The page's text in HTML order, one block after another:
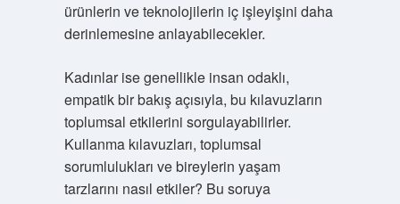
ürünlerin ve teknolojilerin iç işleyişini daha
derinlemesine anlayabilecekler.
Kadınlar ise genellikle insan odaklı,
empatik bir bakış açısıyla, bu kılavuzların
toplumsal etkilerini sorgulayabilirler.
Kullanma kılavuzları, toplumsal
sorumlulukları ve bireylerin yaşam
tarzlarını nasıl etkiler? Bu soruya